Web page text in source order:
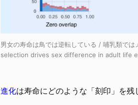
男女の寿命は鳥では逆転している / 哺乳類で
selection drives sex difference in adult life
進化は寿命にどのような「刻印」を残